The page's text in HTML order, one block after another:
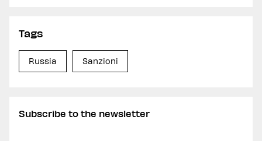
Tags
Russia Sanzioni
Subscribe to the newsletter